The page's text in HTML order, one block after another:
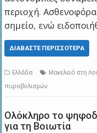
περιοχή.
σημείο, ενώ
ΔΙΑΒΆΣΤΕ ΠΕΡΙΣΣΌΤΕΡΑ
Ελλάδα
Μακελειό στη
πυροβολισμών
Ολόκληρο το
για τη Βοιωτία